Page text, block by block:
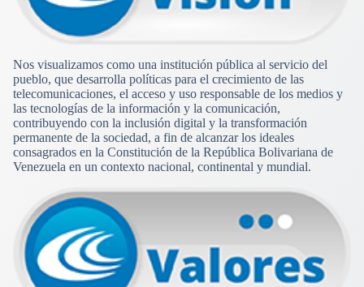
Nos visualizamos como una institución pública al servicio del
pueblo, que desarrolla políticas para el crecimiento de las
telecomunicaciones, el acceso y uso responsable de los medios y
las tecnologías de la información y la comunicación,
contribuyendo con la inclusión digital y la transformación
permanente de la sociedad, a fin de alcanzar los ideales
consagrados en la Constitución de la República Bolivariana de
Venezuela en un contexto nacional, continental y mundial.